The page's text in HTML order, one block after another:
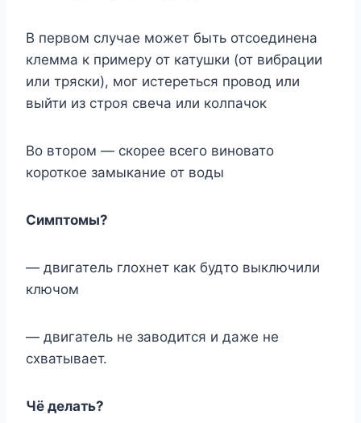
В первом случае может быть отсоединена
клемма к примеру от катушки (от вибрации
или тряски), мог истереться провод или
выйти из строя свеча или колпачок
Во втором — скорее всего виновато
короткое замыкание от воды
Симптомы?
— двигатель глохнет как будто выключили
ключом
— двигатель не заводится и даже не
схватывает.
Чё делать?